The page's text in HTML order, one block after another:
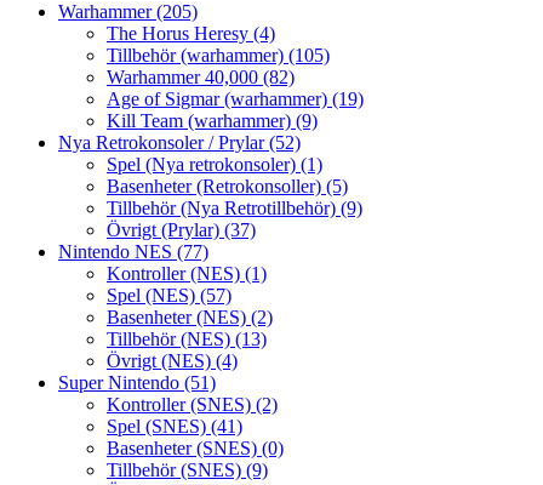
Warhammer(205)
The Horus Heresy (4)
Tillbehör (warhammer) (105)
Warhammer 40,000 (82)
Age of Sigmar (warhammer) (19)
Kill Team (warhammer) (9)
Nya Retrokonsoler / Prylar(52)
Spel (Nya retrokonsoler) (1)
Basenheter (Retrokonsoller) (5)
Tillbehör (Nya Retrotillbehör) (9)
Övrigt (Prylar) (37)
Nintendo NES (77)
Kontroller (NES) (1)
Spel (NES) (57)
Basenheter (NES) (2)
Tillbehör (NES) (13)
Övrigt (NES) (4)
Super Nintendo (51)
Kontroller (SNES) (2)
Spel (SNES) (41)
Basenheter (SNES) (0)
Tillbehör (SNES) (9)